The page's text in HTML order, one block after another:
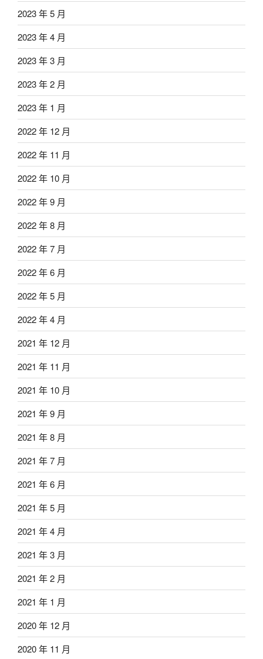
2023 年 5 月
2023 年 4 月
2023 年 3 月
2023 年 2 月
2023 年 1 月
2022 年 12 月
2022 年 11 月
2022 年 10 月
2022 年 9 月
2022 年 8 月
2022 年 7 月
2022 年 6 月
2022 年 5 月
2022 年 4 月
2021 年 12 月
2021 年 11 月
2021 年 10 月
2021 年 9 月
2021 年 8 月
2021 年 7 月
2021 年 6 月
2021 年 5 月
2021 年 4 月
2021 年 3 月
2021 年 2 月
2021 年 1 月
2020 年 12 月
2020 年 11 月